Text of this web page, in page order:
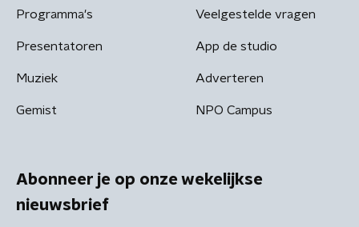
Programma's
Presentatoren
Muziek
Gemist
Veelgestelde vragen
App de studio
Adverteren
NPO Campus
Abonneer je op onze wekelijkse
nieuwsbrief